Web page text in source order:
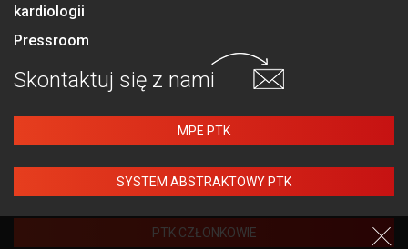
kardiologii
Pressroom
Skontaktuj się z nami
MPE PTK
SYSTEM ABSTRAKTOWY PTK
PTK CZŁONKOWIE